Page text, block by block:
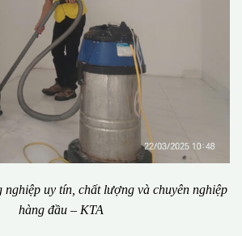
nghiệp uy tín, chất lượng và chuyên nghiệp
hàng đầu – KTA